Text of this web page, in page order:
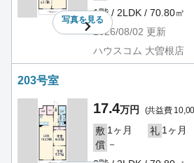
写真を見る
1階 / 2LDK / 70.80㎡
2026/08/02 更新
ハウスコム 大曽根店
203号室
17.4万円 (共益費
敷 1ヶ月 礼 1ヶ月
償 －